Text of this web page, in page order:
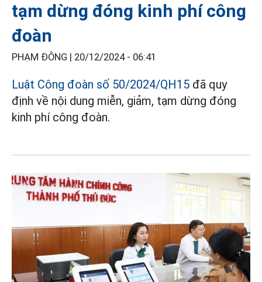
tạm dừng đóng kinh phí công
đoàn
PHẠM ĐÔNG | 20/12/2024 - 06:41
Luật Công đoàn số 50/2024/QH15 đã quy
định về nội dung miễn, giảm, tạm dừng đóng
kinh phí công đoàn.